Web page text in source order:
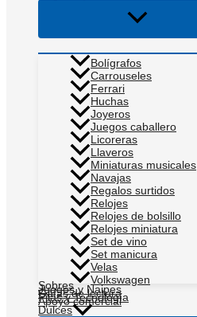
Alternar
Bolígrafos
Carrouseles
Ferrari
Huchas
Joyeros
Juegos caballero
Licoreras
Llaveros
Miniaturas musicales
Navajas
Regalos surtidos
Relojes
Relojes de bolsillo
Relojes miniatura
Set de vino
Set manicura
Velas
Volkswagen
Sobres
Juegos y Naipes
Gafas de lectura
Pilas y Tecnología
Apoyo comercial
Dulces